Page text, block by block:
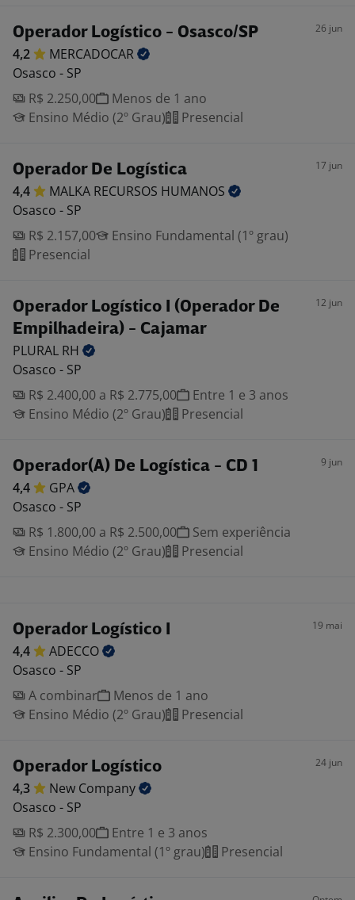
Operador Logístico - Osasco/SP 26 jun
4,2
MERCADOCAR
Osasco - SP
R$ 2.250,00
Menos de 1 ano
Ensino Médio (2º Grau)
Presencial
Operador De Logística 17 jun
4,4 MALKA RECURSOS HUMANOS
Osasco - SP
R$ 2.157,00
Ensino Fundamental (1º grau)
Presencial
Operador Logístico I (Operador De
Empilhadeira) - Cajamar
12 jun
PLURAL RH
Osasco - SP
R$ 2.400,00 a R$ 2.775,00
Entre 1 e 3 anos
Ensino Médio (2º Grau)
Presencial
Operador(A) De Logística - CD 1 9 jun
4,4
GPA
Osasco - SP
R$ 1.800,00 a R$ 2.500,00
Sem experiência
Ensino Médio (2º Grau)
Presencial
Operador Logístico I 19 mai
4,4
ADECCO
Osasco - SP
A combinar
Menos de 1 ano
Ensino Médio (2º Grau)
Presencial
Operador Logístico 24 jun
4,3 New Company
Osasco - SP
R$ 2.300,00
Entre 1 e 3 anos
Ensino Fundamental (1º grau)
Presencial